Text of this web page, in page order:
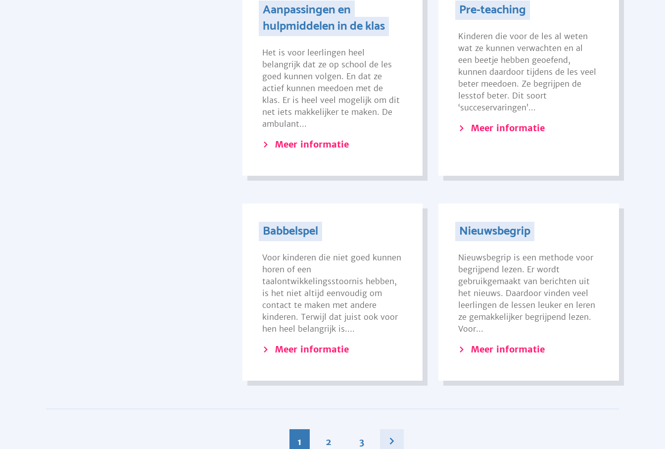
Aanpassingen en
hulpmiddelen in de klas
Het is voor leerlingen heel
belangrijk dat ze op school de les
goed kunnen volgen. En dat ze
actief kunnen meedoen met de
klas. Er is heel veel mogelijk om dit
net iets makkelijker te maken. De
ambulant...
Meer informatie
Pre-teaching
Kinderen die voor de les al weten
wat ze kunnen verwachten en al
een beetje hebben geoefend,
kunnen daardoor tijdens de les veel
beter meedoen. Ze begrijpen de
lesstof beter. Dit soort
‘succeservaringen’...
Meer informatie
Babbelspel
Voor kinderen die niet goed kunnen
horen of een
taalontwikkelingsstoornis hebben,
is het niet altijd eenvoudig om
contact te maken met andere
kinderen. Terwijl dat juist ook voor
hen heel belangrijk is....
Meer informatie
Nieuwsbegrip
Nieuwsbegrip is een methode voor
begrijpend lezen. Er wordt
gebruikgemaakt van berichten uit
het nieuws. Daardoor vinden veel
leerlingen de lessen leuker en leren
ze gemakkelijker begrijpend lezen.
Voor...
Meer informatie
1 2 3